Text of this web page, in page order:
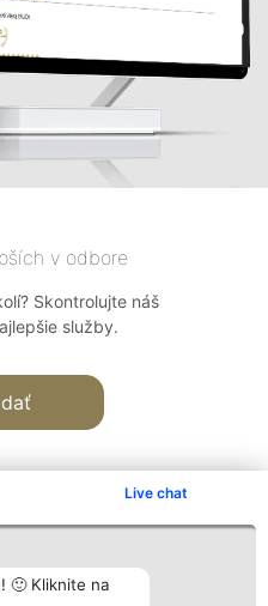
Live chat
🙂 Kliknite na
v odbore
Skontrolujte náš
služby.
Kontakt
Kontakt